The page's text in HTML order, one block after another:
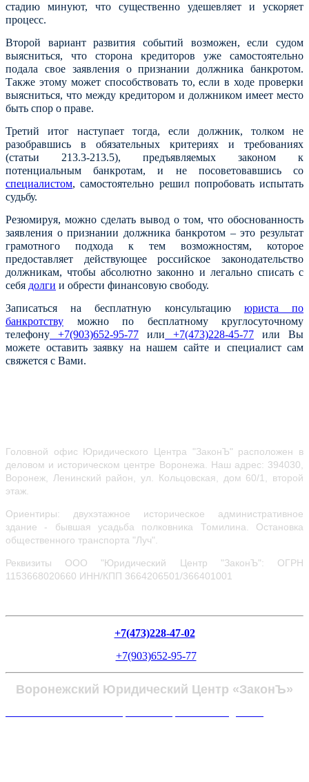
стадию минуют, что существенно удешевляет и ускоряет
процесс.
Второй вариант развития событий возможен, если судом
выясниться, что сторона кредиторов уже самостоятельно
подала свое заявления о признании должника банкротом.
Также этому может способствовать то, если в ходе проверки
выясниться, что между кредитором и должником имеет место
быть спор о праве.
Третий итог наступает тогда, если должник, толком не
разобравшись в обязательных критериях и требованиях
(статьи 213.3-213.5), предъявляемых законом к
потенциальным банкротам, и не посоветовавшись со
специалистом, самостоятельно решил попробовать испытать
судьбу.
Резюмируя, можно сделать вывод о том, что обоснованность
заявления о признании должника банкротом – это результат
грамотного подхода к тем возможностям, которое
предоставляет действующее российское законодательство
должникам, чтобы абсолютно законно и легально списать с
себя долги и обрести финансовую свободу.
Записаться на бесплатную консультацию юриста по
банкротству можно по бесплатному круглосуточному
телефону +7(903)652-95-77 или +7(473)228-45-77 или Вы
можете оставить заявку на нашем сайте и специалист сам
свяжется с Вами.
Головной офис Юридического Центра "ЗаконЪ" расположен в
деловом и историческом центре Воронежа. Наш адрес: 394030,
Воронеж, Ленинский район, ул.
Кольцовская, дом 60/1, второй
этаж.
Ориентиры: двухэтажное историческое административное
здание - бывшая усадьба полковника Томилина. Остановка
общественного транспорта "Луч".
Реквизиты ООО "Юридический Центр "ЗаконЪ": ОГРН
1153668020660 ИНН/КПП 3664206501/366401001
+7(473)228-47-02
+7(903)652-95-77
Воронежский Юридический Центр «ЗаконЪ»